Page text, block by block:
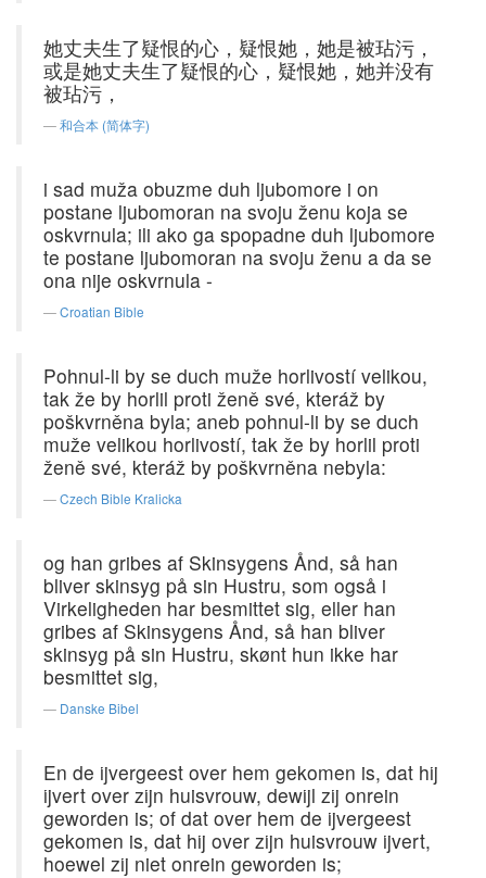
她丈夫生了疑恨的心，疑恨她，她是被玷污，
或是她丈夫生了疑恨的心，疑恨她，她并没有
被玷污，
和合本 (简体字)
i sad muža obuzme duh ljubomore i on
postane ljubomoran na svoju ženu koja se
oskvrnula; ili ako ga spopadne duh ljubomore
te postane ljubomoran na svoju ženu a da se
ona nije oskvrnula -
Croatian Bible
Pohnul-li by se duch muže horlivostí velikou,
tak že by horlil proti ženě své, kteráž by
poškvrněna byla; aneb pohnul-li by se duch
muže velikou horlivostí, tak že by horlil proti
ženě své, kteráž by poškvrněna nebyla:
Czech Bible Kralicka
og han gribes af Skinsygens Ånd, så han
bliver skinsyg på sin Hustru, som også i
Virkeligheden har besmittet sig, eller han
gribes af Skinsygens Ånd, så han bliver
skinsyg på sin Hustru, skønt hun ikke har
besmittet sig,
Danske Bibel
En de ijvergeest over hem gekomen is, dat hij
ijvert over zijn huisvrouw, dewijl zij onrein
geworden is; of dat over hem de ijvergeest
gekomen is, dat hij over zijn huisvrouw ijvert,
hoewel zij niet onrein geworden is;